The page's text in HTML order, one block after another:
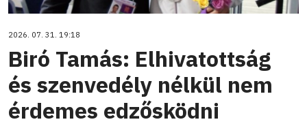
2026. 07. 31. 19:18
Biró Tamás: Elhivatottság
és szenvedély nélkül nem
érdemes edzősködni